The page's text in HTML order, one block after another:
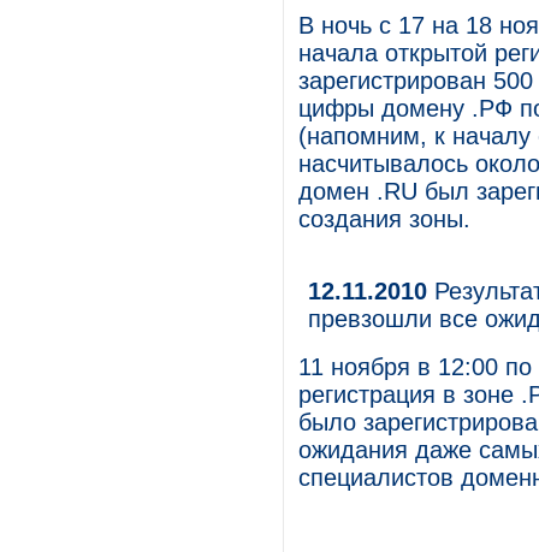
В ночь с 17 на 18
начала открытой
зарегистрирован
цифры домену .РФ
(напомним, к началу
насчитывалось
домен .RU был
создания зоны.
12.11.2010
превзошли все
11 ноября в 12:00
регистрация в
было
ожидания даже
специалистов